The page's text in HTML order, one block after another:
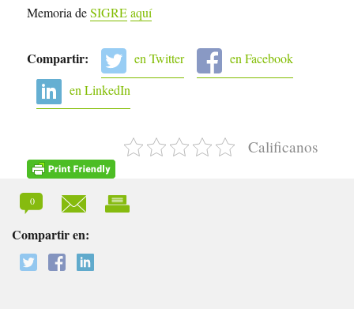
Memoria deSIGRE aquí
Compartir: en Twitter
en Facebook
en LinkedIn
Calificanos
0
Compartir en: